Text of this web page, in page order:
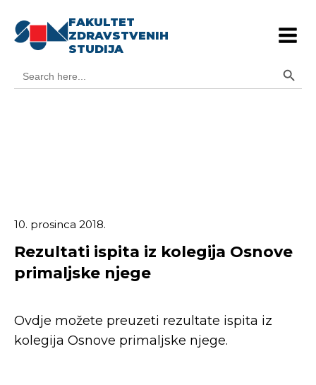
FAKULTET
ZDRAVSTVENIH
STUDIJA
for:
10. prosinca 2018.
Rezultati ispita iz kolegija Osnove
primaljske njege
Ovdje možete preuzeti rezultate ispita iz
kolegija Osnove primaljske njege.